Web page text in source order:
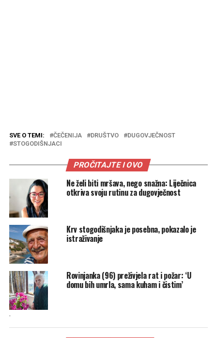
SVE O TEMI: ČEČENIJA DRUŠTVO
DUGOVJEČNOST
STOGODIŠNJACI
PROČITAJTE I OVO
Ne želi biti mršava, nego snažna: Liječnica
otkriva svoju rutinu za dugovječnost
Krv stogodišnjaka je posebna, pokazalo je
istraživanje
Rovinjanka (96) preživjela rat i požar: ‘U
domu bih umrla, sama kuham i čistim’
.